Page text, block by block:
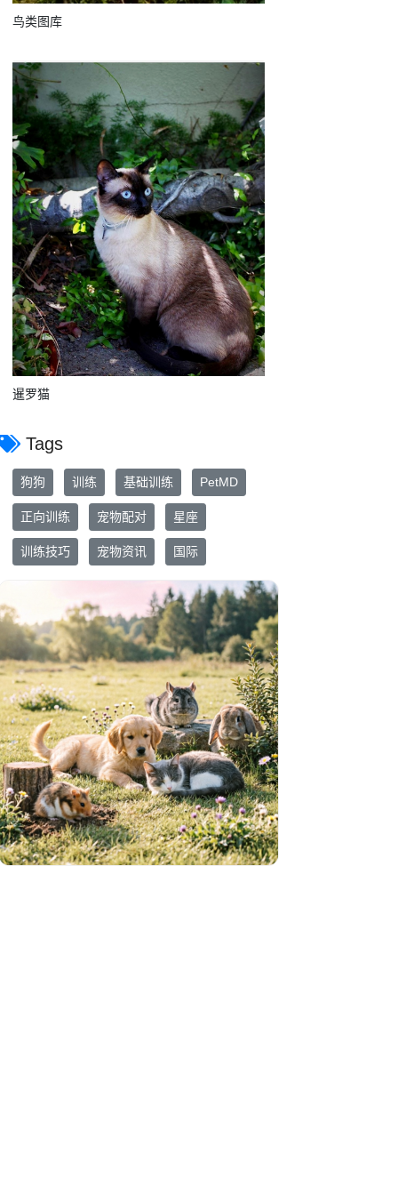
鸟类图库
暹罗猫
Tags
狗狗 训练 基础训练 PetMD
正向训练 宠物配对 星座
训练技巧 宠物资讯 国际